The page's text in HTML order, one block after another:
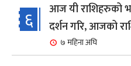
६
आज यी राशिहरुको
दर्शन गरि, आजको
७ महिना अघि